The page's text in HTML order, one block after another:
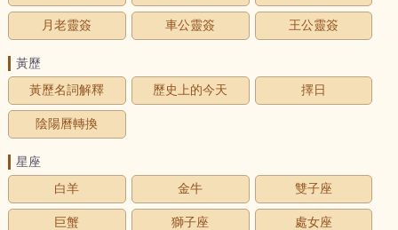
月老靈簽 車公靈簽 王公靈簽
黃歷
黃歷名詞解釋
歷史上的今天 擇日
陰陽曆轉換
星座
白羊
金牛 雙子座
巨蟹 獅子座 處女座